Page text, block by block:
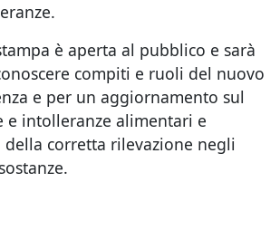
è aperta al pubblico e sarà
compiti e ruoli del nuovo
e per un aggiornamento sul
e intolleranze alimentari e
corretta rilevazione negli